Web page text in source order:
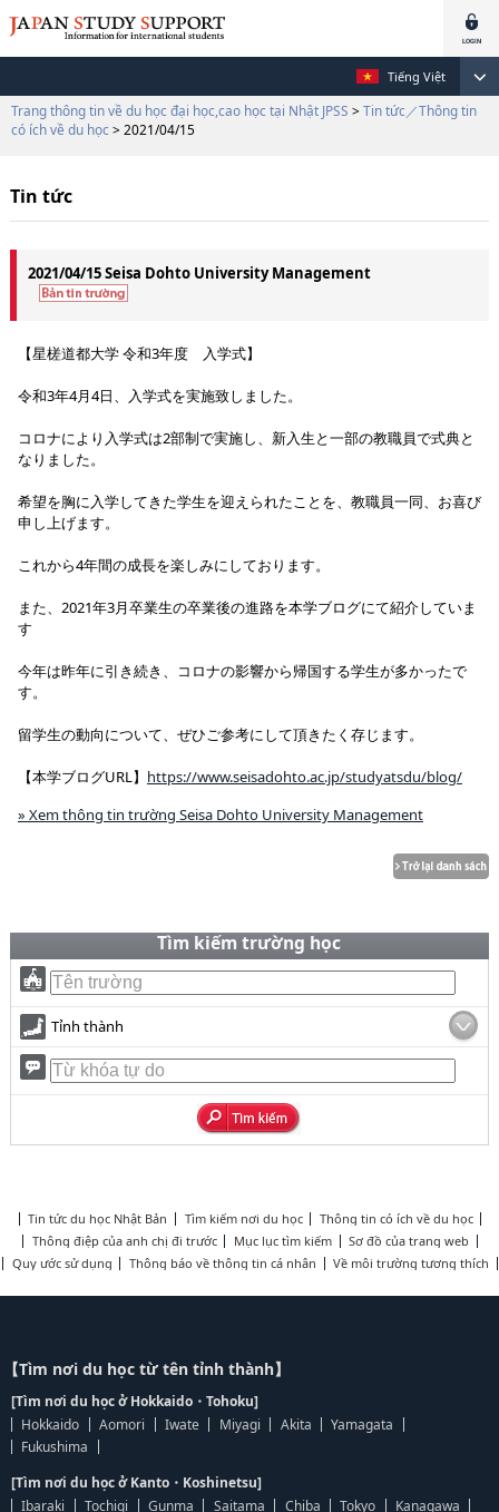
Tiếng Việt
Trang thông tin về du học đại học,cao học tại Nhật JPSS > Tin tức／Thông tin
có ích về du học > 2021/04/15
Tin tức
2021/04/15 Seisa Dohto University Management
【星槎道都大学 令和3年度 入学式】
令和3年4月4日、入学式を実施致しました。
コロナにより入学式は2部制で実施し、新入生と一部の教職員で式典と
なりました。
希望を胸に入学してきた学生を迎えられたことを、教職員一同、お喜び
申し上げます。
これから4年間の成長を楽しみにしております。
また、2021年3月卒業生の卒業後の進路を本学ブログにて紹介していま
す
今年は昨年に引き続き、コロナの影響から帰国する学生が多かったで
す。
留学生の動向について、ぜひご参考にして頂きたく存じます。
【本学ブログURL】 https://www.seisadohto.ac.jp/studyatsdu/blog/
» Xem thông tin trường Seisa Dohto University Management
Tìm kiếm trường học
Tỉnh thành
Tin tức du học Nhật Bản Tìm kiếm nơi du học
Thông tin có ích về du học
Thông điệp của anh chị đi trước
Mục lục tìm kiếm
Sơ đồ của trang web
Quy ước sử dụng
Thông báo về thông tin cá nhân Về môi trường tương thích
【Tìm nơi du học từ tên tỉnh thành】
[Tìm nơi du học ở Hokkaido・Tohoku]
Hokkaido
Aomori Iwate Miyagi Akita
Yamagata
Fukushima
[Tìm nơi du học ở Kanto・Koshinetsu]
Ibaraki
Tochigi Gunma Saitama Chiba Tokyo
Kanagawa